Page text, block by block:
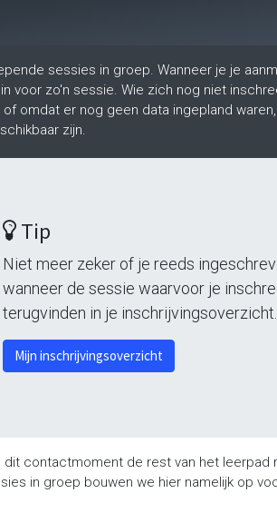
sessies in groep. Wanneer je je
voor zo'n sessie. Wie zich nog niet
omdat er nog geen data ingepland
zijn.
Tip
Niet meer zeker of je reeds
wanneer de sessie waarvoor je
terugvinden in je inschrijvingsoverzicht.
Mijn inschrijvingsoverzicht
contactmoment de rest van het leerpad
in groep bouwen we hier namelijk op